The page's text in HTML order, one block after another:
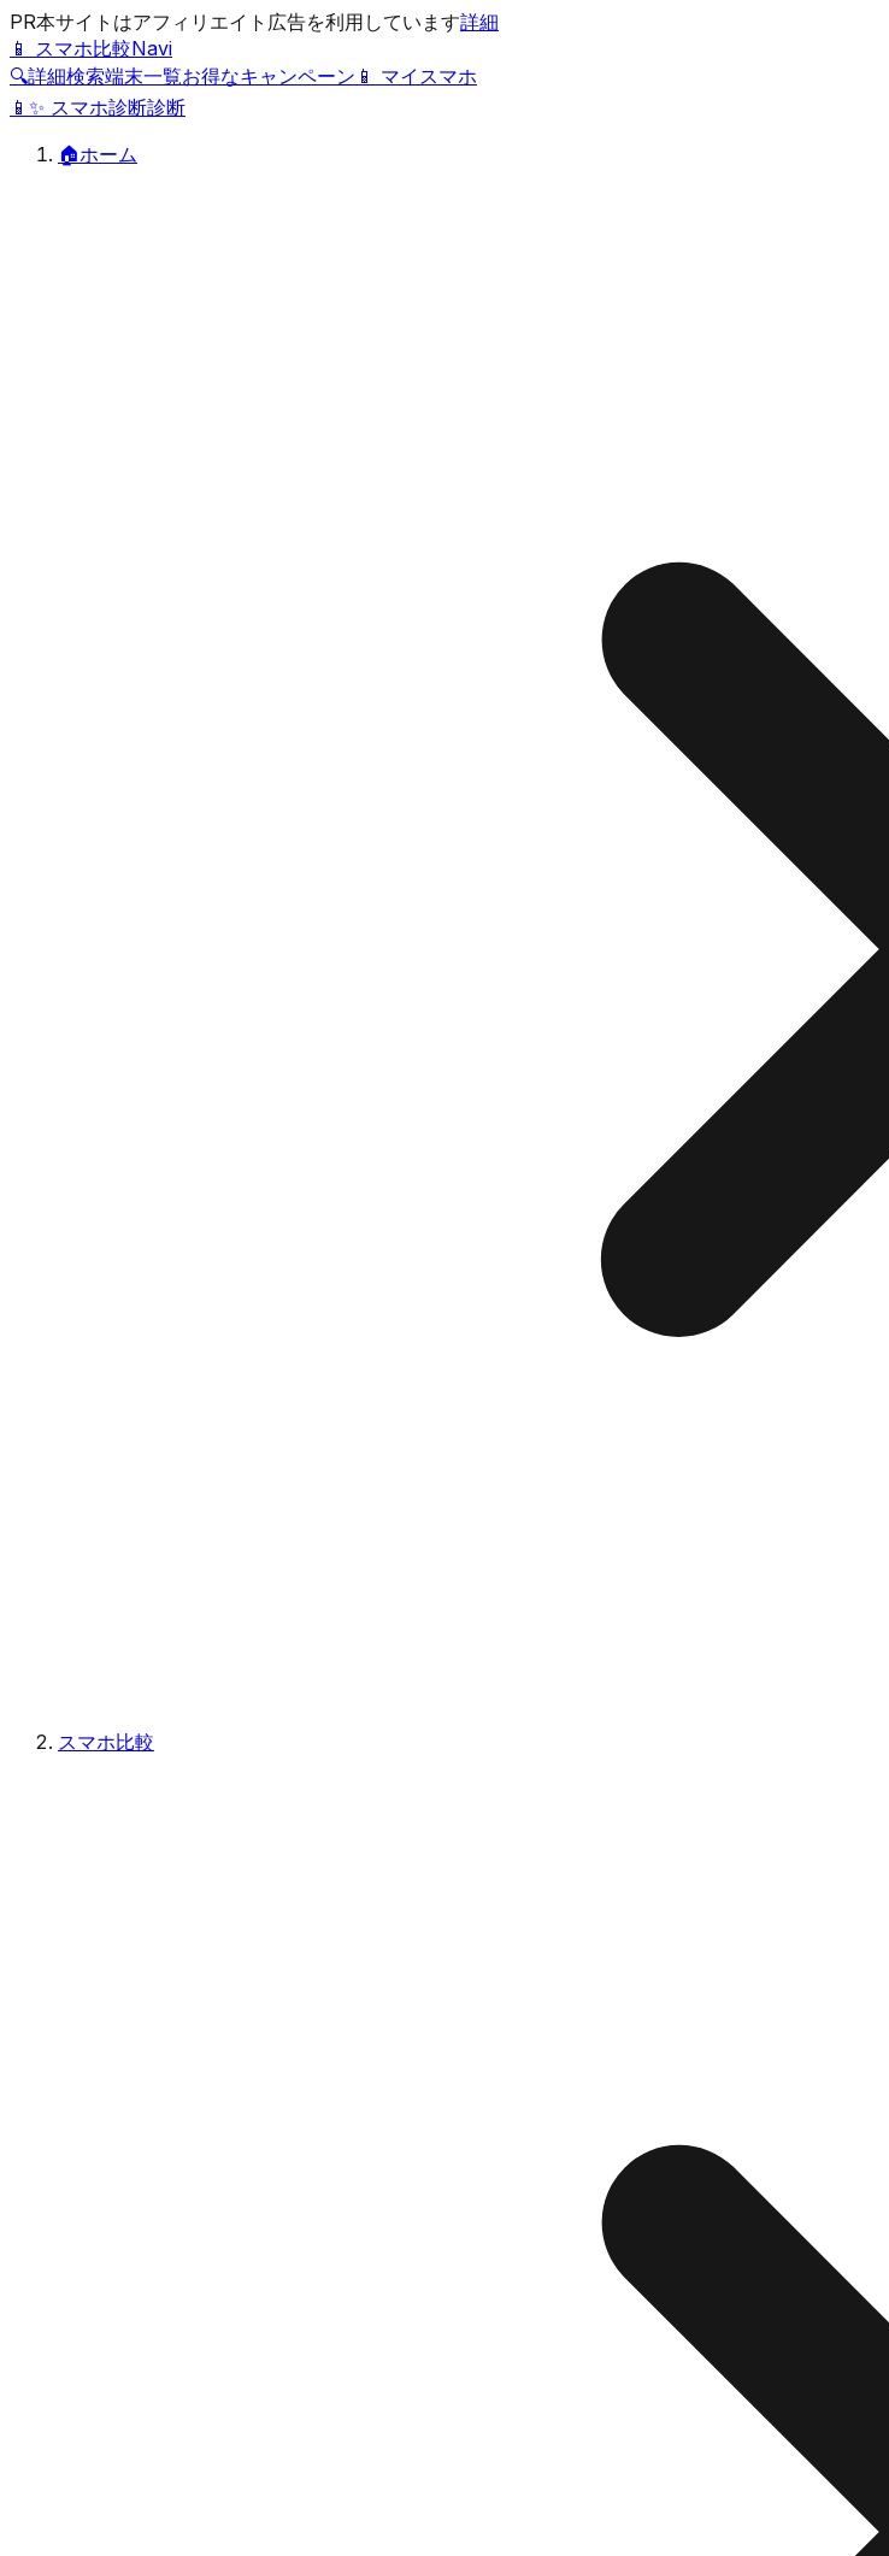
PR本サイトはアフィリエイト広告を利用しています詳細
📱 スマホ比較Navi
🔍詳細検索端末一覧お得なキャンペーン 📱 マイスマホ
📱 ✨ スマホ診断診断
🏠ホーム
スマホ比較